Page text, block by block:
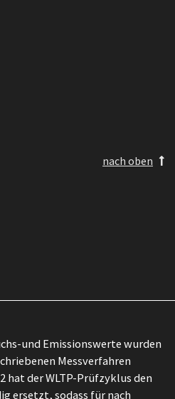
nach oben
und Emissionswerte wurden
Messverfahren
hat der WLTP-Prüfzyklus den
ersetzt, sodass für nach